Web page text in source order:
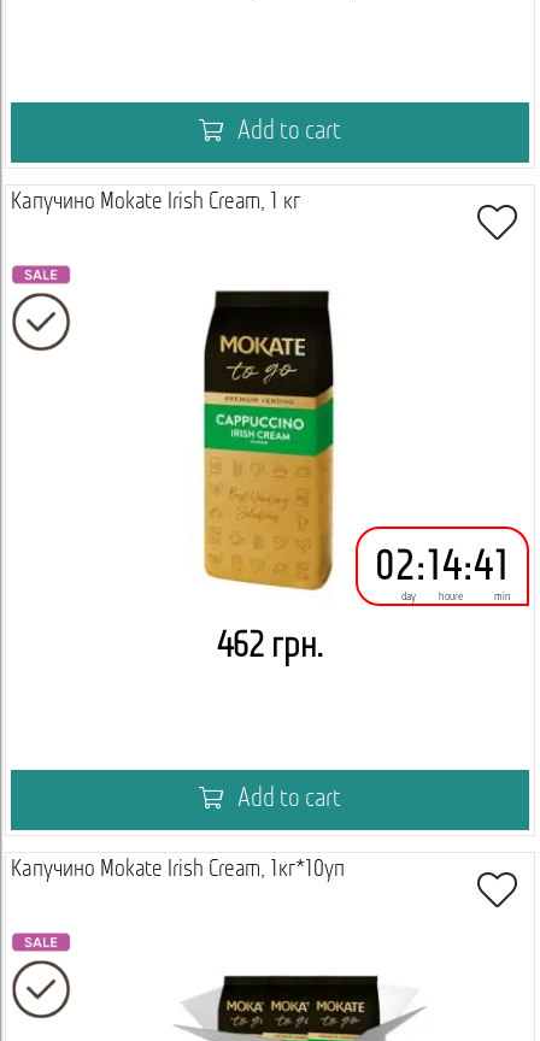
Add to cart
Капучино Mokate Irish Cream, 1 кг
02
day
: 14
houre
:41
min
462 грн.
Add to cart
Капучино Mokate Irish Cream, 1кг*10уп